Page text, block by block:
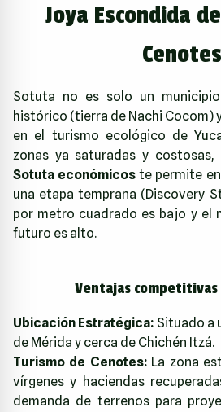
Joya Escondida
Cenotes
Sotuta no es solo un
histórico (tierra de Nachi Cocom)
en el turismo ecológico de
zonas ya saturadas y
Sotuta económicos te permite
una etapa temprana (Discovery
por metro cuadrado es bajo y el
futuro es alto.
Ventajas competitivas
Ubicación Estratégica: Situado a
de Mérida y cerca de Chichén Itzá.
Turismo de Cenotes:La zona
vírgenes y haciendas
demanda de terrenos para